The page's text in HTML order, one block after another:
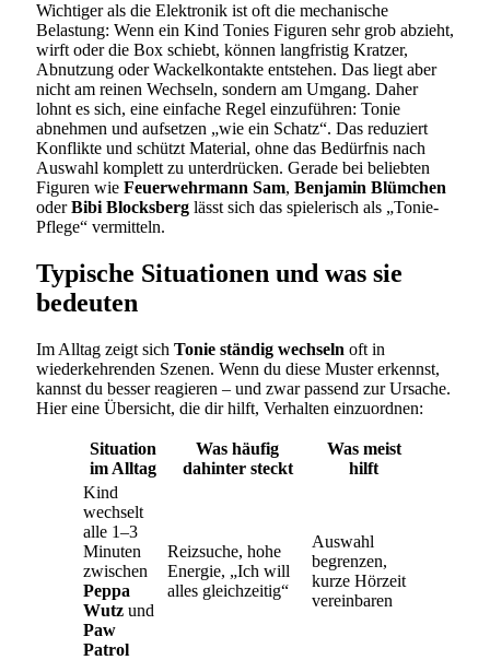
Wichtiger als die Elektronik ist oft die mechanische
Belastung: Wenn ein Kind Tonies Figuren sehr grob abzieht,
wirft oder die Box schiebt, können langfristig Kratzer,
Abnutzung oder Wackelkontakte entstehen. Das liegt aber
nicht am reinen Wechseln, sondern am Umgang. Daher
lohnt es sich, eine einfache Regel einzuführen: Tonie
abnehmen und aufsetzen „wie ein Schatz“. Das reduziert
Konflikte und schützt Material, ohne das Bedürfnis nach
Auswahl komplett zu unterdrücken. Gerade bei beliebten
Figuren wie Feuerwehrmann Sam, Benjamin Blümchen
oderBibi Blocksberg lässt sich das spielerisch als „Tonie-
Pflege“ vermitteln.
Typische Situationen und was sie
bedeuten
Im Alltag zeigt sich Tonie ständig wechseln oft in
wiederkehrenden Szenen. Wenn du diese Muster erkennst,
kannst du besser reagieren – und zwar passend zur Ursache.
Hier eine Übersicht, die dir hilft, Verhalten einzuordnen:
Situation
im Alltag
Was häufig
dahinter steckt
Was meist
hilft
Kind
wechselt
alle 1–3
Minuten
zwischen
Peppa
Wutz und
Paw
Patrol
Reizsuche, hohe
Energie, „Ich will
alles gleichzeitig“
Auswahl
begrenzen,
kurze Hörzeit
vereinbaren